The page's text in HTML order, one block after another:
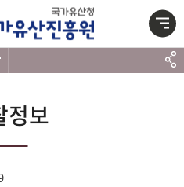
로가기
로가기
로가기
정보